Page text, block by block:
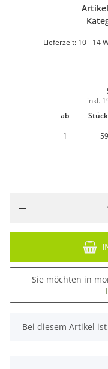
Lieferzeit: 10 - 14
inkl.
ab
1
Sie möchten in
x
Bei diesem Artikel